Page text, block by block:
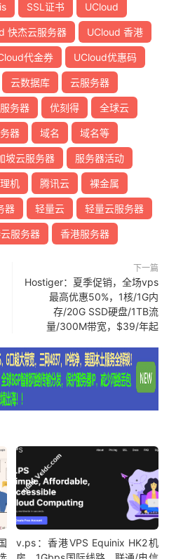
SSL证书 UCloud
快杰云服务器 UCloud 香港
代金券 UCloud优惠码
云数据库 云服务器
务器 优刻得 全球云
器 域名 域名等
坡云服务器 服务器活动
机 腾讯云 裸金属
器 轻量云 轻量云服务器
服务器 香港服务器
下一篇
Hostiger：夏季促销，全场vps
最高优惠50%，1核/1G内
存/20G SSD硬盘/1TB流
量/300M带宽，$39/年起
v.ps：香港VPS Equinix HK2机